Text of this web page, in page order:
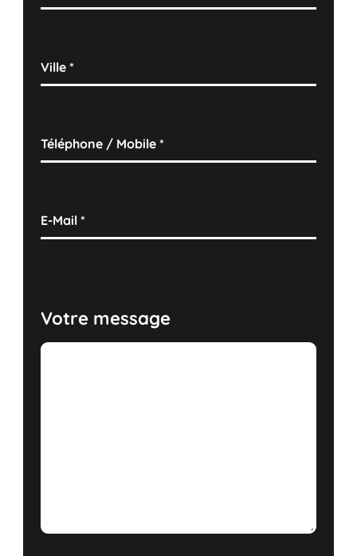
Ville*
Téléphone / Mobile*
E-Mail*
Votre message